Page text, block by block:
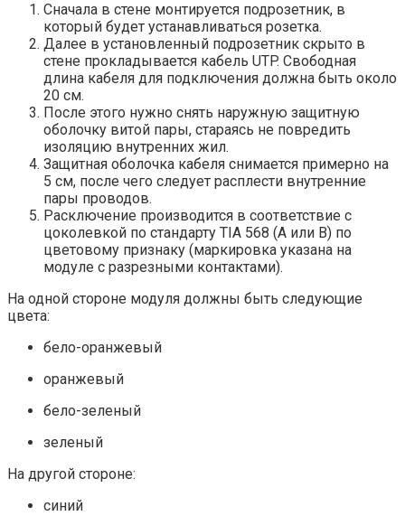
Сначала в стене монтируется подрозетник, в
который будет устанавливаться розетка.
Далее в установленный подрозетник скрыто в
стене прокладывается кабель UTP. Свободная
длина кабеля для подключения должна быть около
20 см.
После этого нужно снять наружную защитную
оболочку витой пары, стараясь не повредить
изоляцию внутренних жил.
Защитная оболочка кабеля снимается примерно на
5 см, после чего следует расплести внутренние
пары проводов.
Расключение производится в соответствие с
цоколевкой по стандарту TIA 568 (А или В) по
цветовому признаку (маркировка указана на
модуле с разрезными контактами).
На одной стороне модуля должны быть следующие
цвета:
бело-оранжевый
оранжевый
бело-зеленый
зеленый
На другой стороне:
синий